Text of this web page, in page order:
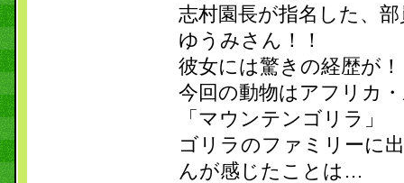
志村園長が指名した、
ゆうみさん！！
彼女には驚きの経歴が
今回の動物はアフリカ
「マウンテンゴリラ」
ゴリラのファミリーに
んが感じたことは…